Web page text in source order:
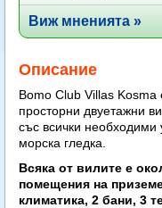
Виж мненията »
Описание
Bomo Club Villas
просторни двуетажни
със всички необходими
морска гледка.
Всяка от вилите е
помещения на
климатика, 2 бани, 3